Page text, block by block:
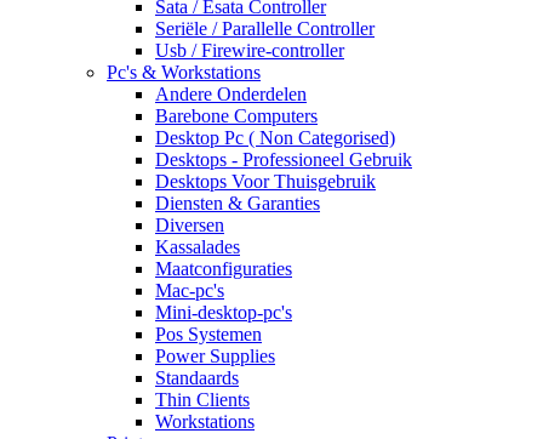
Sata / Esata Controller
Seriële / Parallelle Controller
Usb / Firewire-controller
Pc's & Workstations
Andere Onderdelen
Barebone Computers
Desktop Pc ( Non Categorised)
Desktops - Professioneel Gebruik
Desktops Voor Thuisgebruik
Diensten & Garanties
Diversen
Kassalades
Maatconfiguraties
Mac-pc's
Mini-desktop-pc's
Pos Systemen
Power Supplies
Standaards
Thin Clients
Workstations